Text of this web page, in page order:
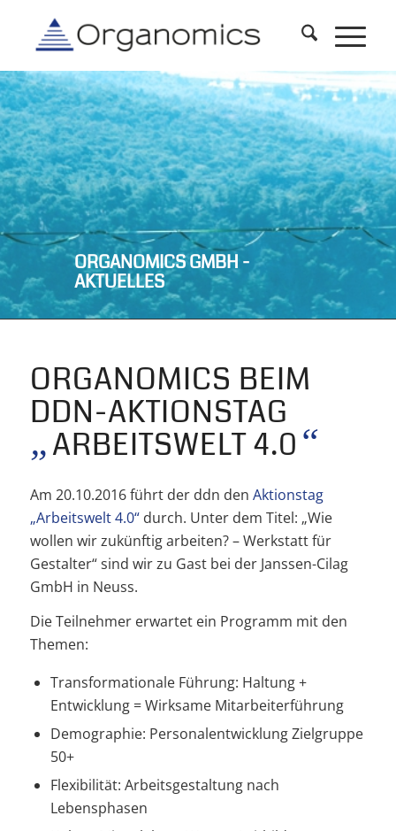
ORGANOMICS GMBH -
AKTUELLES
ORGANOMICS BEIM
DDN-AKTIONSTAG
„ARBEITSWELT 4.0“
Am 20.10.2016 führt der ddn den Aktionstag
„Arbeitswelt 4.0“durch. Unter dem Titel: „Wie
wollen wir zukünftig arbeiten? – Werkstatt für
Gestalter“ sind wir zu Gast bei der Janssen-Cilag
GmbH in Neuss.
Die Teilnehmer erwartet ein Programm mit den
Themen:
Transformationale Führung: Haltung +
Entwicklung = Wirksame Mitarbeiterführung
Demographie: Personalentwicklung Zielgruppe
50+
Flexibilität: Arbeitsgestaltung nach
Lebensphasen